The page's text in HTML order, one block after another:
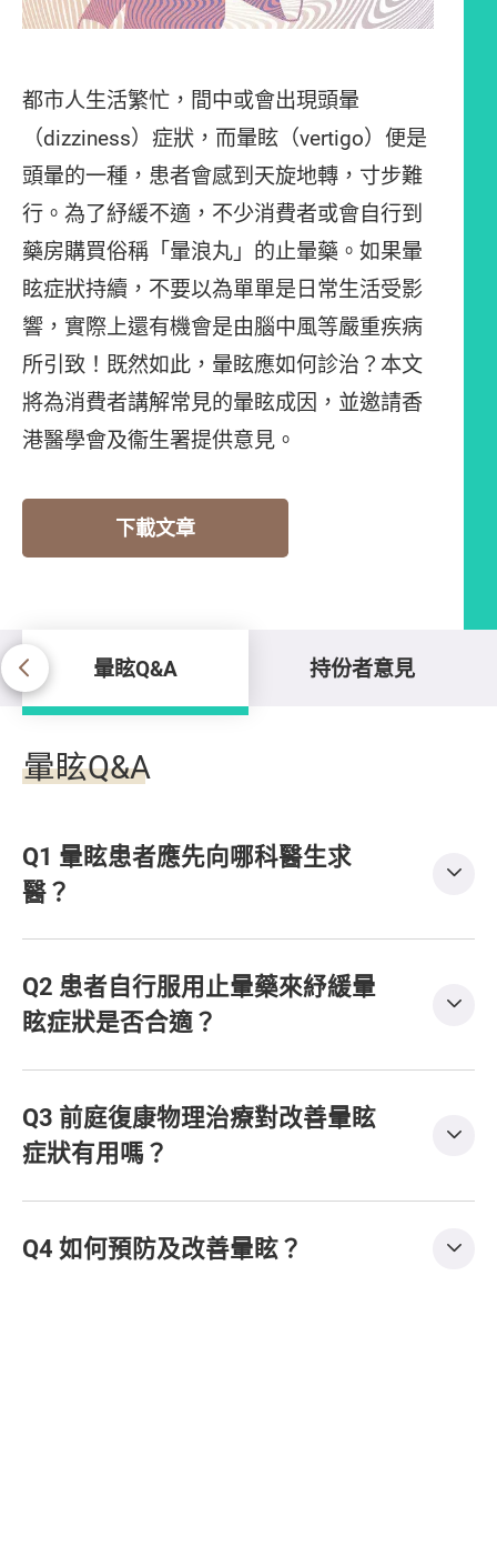
都市人生活繁忙，間中或會出現頭暈
（dizziness）症狀，而暈眩（vertigo）便是
頭暈的一種，患者會感到天旋地轉，寸步難
行。為了紓緩不適，不少消費者或會自行到
藥房購買俗稱「暈浪丸」的止暈藥。如果暈
眩症狀持續，不要以為單單是日常生活受影
響，實際上還有機會是由腦中風等嚴重疾病
所引致！既然如此，暈眩應如何診治？本文
將為消費者講解常見的暈眩成因，並邀請香
港醫學會及衞生署提供意見。
下載文章
暈眩Q&A 持份者意見
暈眩Q&A
暈眩Q&A
Q1 暈眩患者應先向哪科醫生求
醫？
Q2 患者自行服用止暈藥來紓緩暈
眩症狀是否合適？
Q3 前庭復康物理治療對改善暈眩
症狀有用嗎？
Q4 如何預防及改善暈眩？